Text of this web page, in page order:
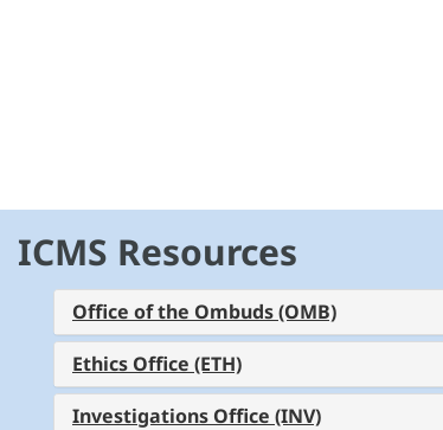
ICMS Resources
Office of the Ombuds (OMB)
Ethics Office (ETH)
Investigations Office (INV)